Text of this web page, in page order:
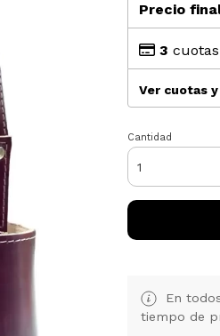
Precio
3
Ver cuotas
Cantidad
En
tiempo de